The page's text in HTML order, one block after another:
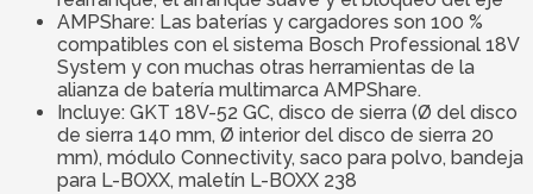
AMPShare: Las baterías y cargadores son 100 %
compatibles con el sistema Bosch Professional 18V
System y con muchas otras herramientas de la
alianza de batería multimarca AMPShare.
Incluye: GKT 18V-52 GC, disco de sierra (Ø del disco
de sierra 140 mm, Ø interior del disco de sierra 20
mm), módulo Connectivity, saco para polvo, bandeja
para L-BOXX, maletín L-BOXX 238